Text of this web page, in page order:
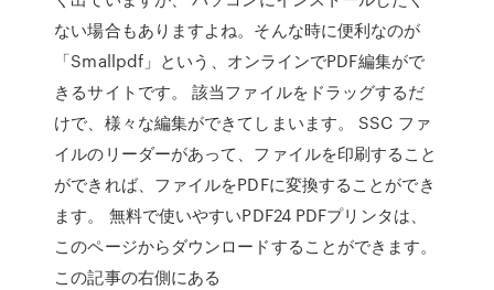
ない場合もありますよね。そんな時に便利なのが
「Smallpdf」という、オンラインでPDF編集がで
きるサイトです。 該当ファイルをドラッグするだ
けで、様々な編集ができてしまいます。 SSC ファ
イルのリーダーがあって、ファイルを印刷すること
ができれば、ファイルをPDFに変換することができ
ます。 無料で使いやすいPDF24 PDFプリンタは、
このページからダウンロードすることができます。
この記事の右側にある